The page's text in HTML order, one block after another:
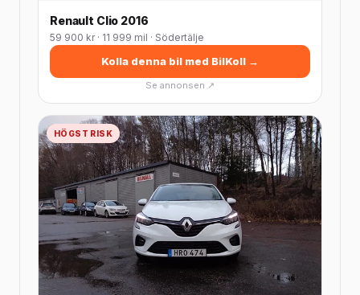
Renault Clio 2016
59 900 kr · 11 999 mil · Södertälje
Kolla denna bil med BilKoll →
Se annonsen ↗
HÖGST RISK